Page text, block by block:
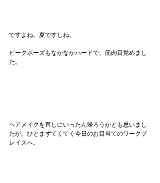
ですよね。夏ですしね。
ピークポーズもなかなかハードで、筋肉目覚めまし
た。
ヘアメイクを直しにいったん帰ろうかとも思いまし
たが、ひとまずてくてく今日のお目当てのワークプ
レイスへ。